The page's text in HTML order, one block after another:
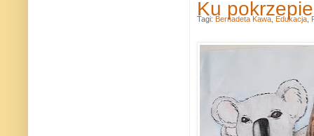
Ku
Tagi: Bernadeta Kawa Edukacja